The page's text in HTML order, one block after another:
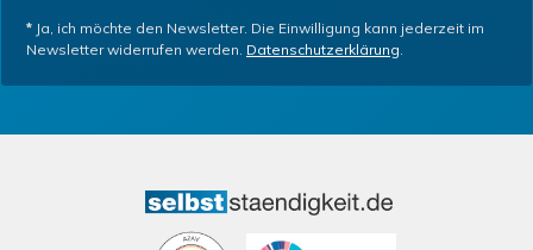
* Ja, ich möchte den Newsletter. Die Einwilligung kann jederzeit im
Newsletter widerrufen werden. Datenschutzerklärung